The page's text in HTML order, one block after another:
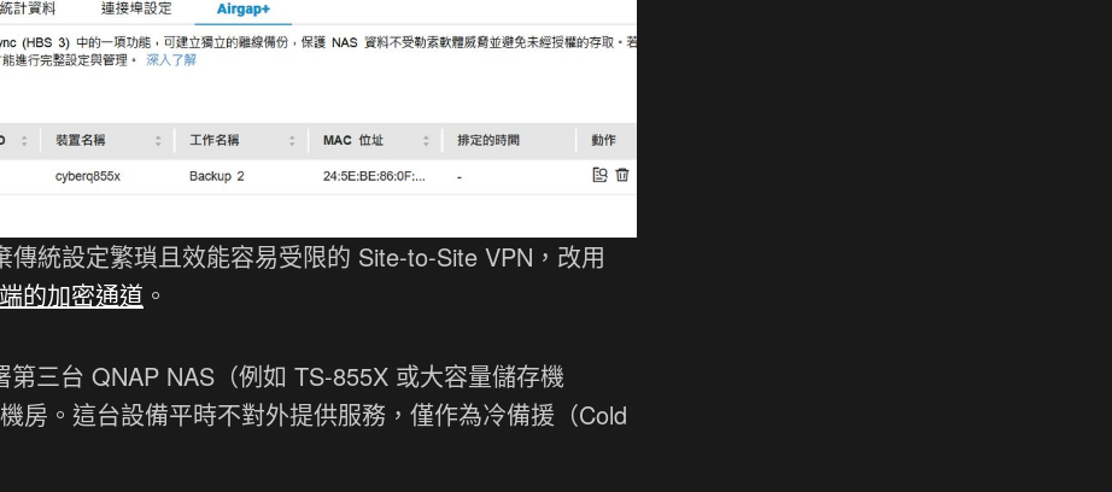
傳統設定繁瑣且效能容易受限的 Site-to-Site VPN，改用
的加密通道 。
第三台 QNAP NAS（例如 TS-855X 或大容量儲存機
房。這台設備平時不對外提供服務，僅作為冷備援（Cold